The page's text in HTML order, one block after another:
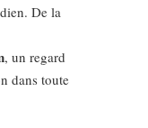
De la
, un regard
dans toute